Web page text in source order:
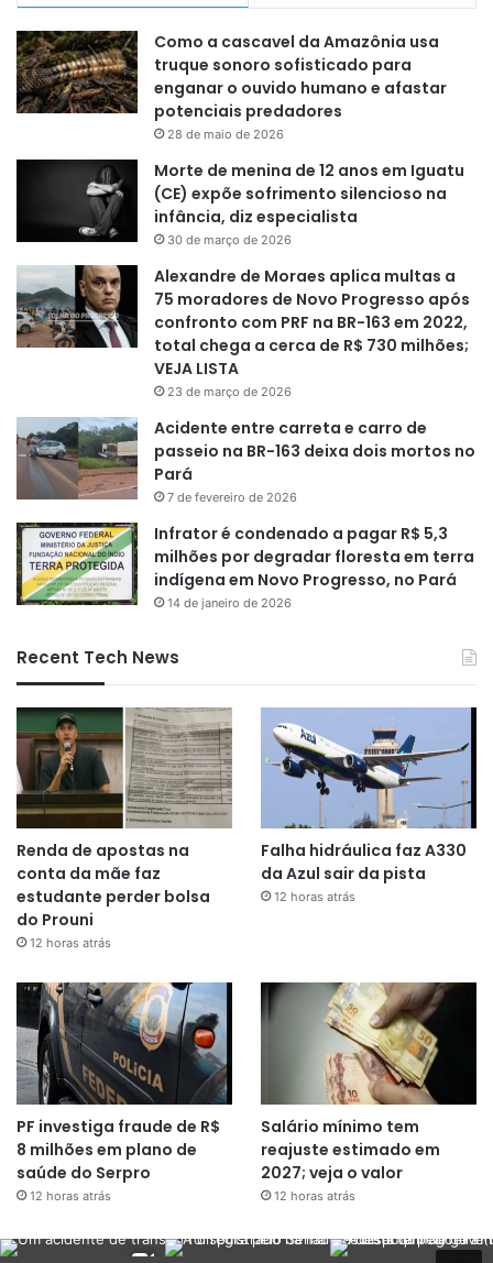
Como a cascavel da Amazônia usa
truque sonoro sofisticado para
enganar o ouvido humano e afastar
potenciais predadores
28 de maio de 2026
Morte de menina de 12 anos em Iguatu
(CE) expõe sofrimento silencioso na
infância, diz especialista
30 de março de 2026
Alexandre de Moraes aplica multas a
75 moradores de Novo Progresso após
confronto com PRF na BR-163 em 2022,
total chega a cerca de R$ 730 milhões;
VEJA LISTA
23 de março de 2026
Acidente entre carreta e carro de
passeio na BR-163 deixa dois mortos no
Pará
7 de fevereiro de 2026
Infrator é condenado a pagar R$ 5,3
milhões por degradar floresta em terra
indígena em Novo Progresso, no Pará
14 de janeiro de 2026
Recent Tech News
Renda de apostas na
conta da mãe faz
estudante perder bolsa
do Prouni
12 horas atrás
Falha hidráulica faz A330
da Azul sair da pista
12 horas atrás
PF investiga fraude de R$
8 milhões em plano de
saúde do Serpro
12 horas atrás
Salário mínimo tem
reajuste estimado em
2027; veja o valor
12 horas atrás